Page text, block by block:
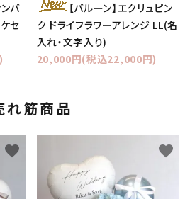
バ
セ
【バルーン】エクリュピン
ク ドライフラワーアレンジ LL(名
入れ・文字入り)
20,000円(税込22,000円)
れ筋商品
favorite favorite